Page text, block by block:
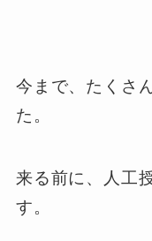
今まで、たくさ
た。
来る前に、人工
す。